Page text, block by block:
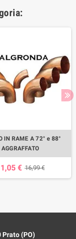
IN RAME A 72° e 88°
AGGRAFFATO
€ 16,99 €
Prato (PO)